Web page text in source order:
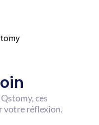
ces
votre réflexion.